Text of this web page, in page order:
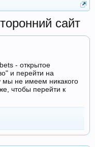
сайт
- открытое
и перейти на
мы не имеем никакого
чтобы перейти к